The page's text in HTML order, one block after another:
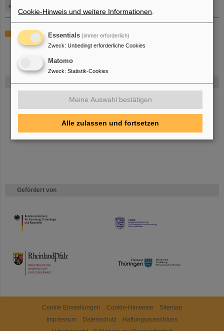
FAIR
Bei GSI entsteht das neue Beschleunigerzentrum FAIR.
mehr.
Gefördert von
HMWK
TMWWDG
HDTTL-Modul
[...details...]
Cookie Einstellungen Cookie-Hinweise
Sitemap
Impressum
Datenschutz
Haftungsausschluss
Cookie-Hinweis und weitere Informationen
Essentials (immer erforderlich)
Zweck: Unbedingt erforderliche Cookies
Matomo
Zweck: Statistik-Cookies
Meine Auswahl bestätigen
Alle zulassen und fortsetzen